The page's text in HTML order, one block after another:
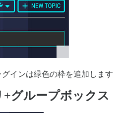
インは緑色の枠を追加します
グループボックス